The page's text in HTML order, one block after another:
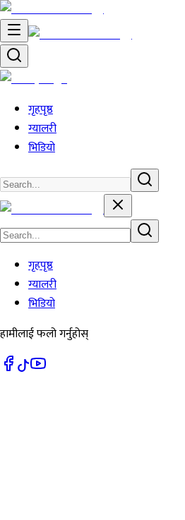
गृहपृष्ठ
ग्यालरी
भिडियो
गृहपृष्ठ
ग्यालरी
भिडियो
हामीलाई फलो गर्नुहोस्